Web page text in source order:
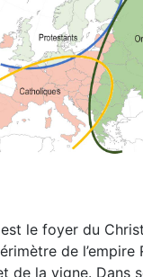
le foyer du
de l’empire
de la vigne. Dans